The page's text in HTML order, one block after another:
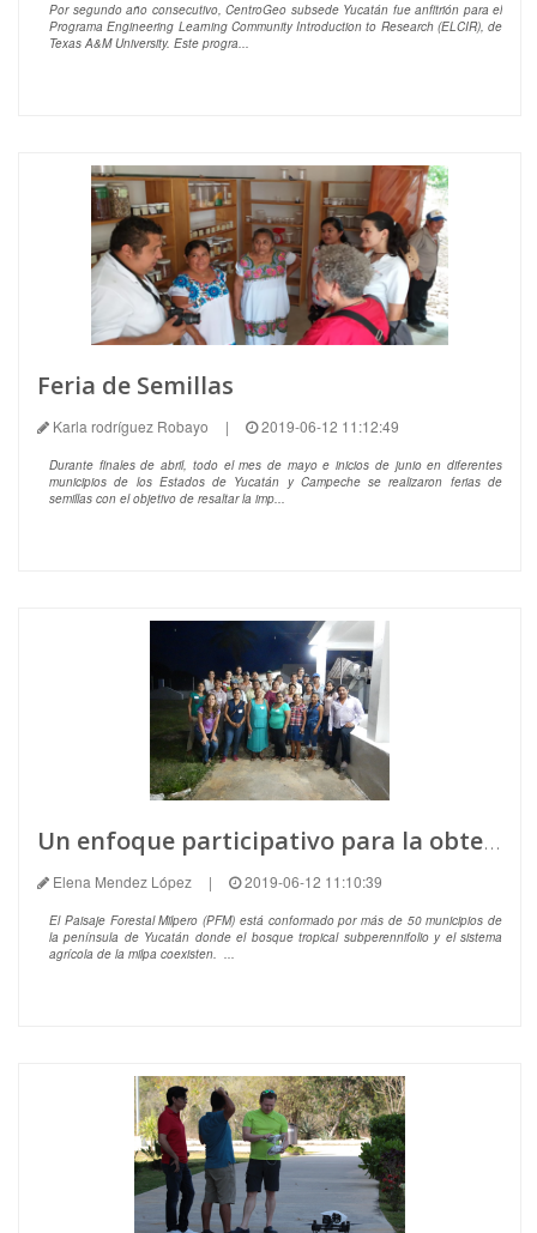
Por segundo año consecutivo, CentroGeo subsede Yucatán fue anfitrión para el
Programa Engineering Learning Community Introduction to Research (ELCIR), de
Texas A&M University. Este progra...
Feria de Semillas
Karla rodríguez Robayo | 2019-06-12 11:12:49
Durante finales de abril, todo el mes de mayo e inicios de junio en diferentes
municipios de los Estados de Yucatán y Campeche se realizaron ferias de
semillas con el objetivo de resaltar la imp...
Un enfoque participativo para la obtención de indicadores de resiliencia.
Elena Mendez López | 2019-06-12 11:10:39
El Paisaje Forestal Milpero (PFM) está conformado por más de 50 municipios de
la península de Yucatán donde el bosque tropical subperennifolio y el sistema
agrícola de la milpa coexisten. ...